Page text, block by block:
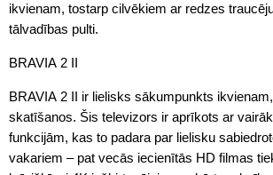
ikvienam, tostarp cilvēkiem ar redzes
tālvadības pulti.
BRAVIA 2 II
BRAVIA 2 II ir lielisks sākumpunkts
skatīšanos. Šis televizors ir aprīkots ar
funkcijām, kas to padara par lielisku
vakariem – pat vecās iecienītās HD filmas